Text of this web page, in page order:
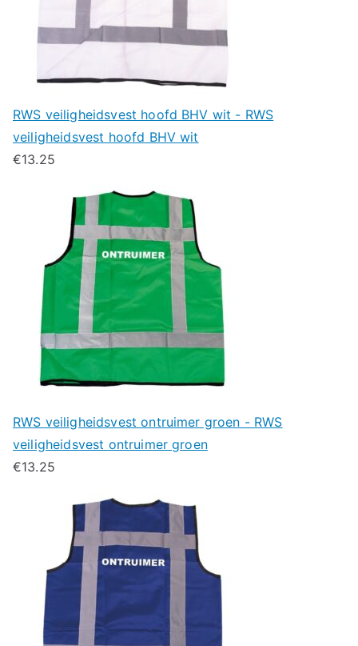
RWS veiligheidsvest hoofd BHV wit - RWS
veiligheidsvest hoofd BHV wit
€13.25
RWS veiligheidsvest ontruimer groen - RWS
veiligheidsvest ontruimer groen
€13.25